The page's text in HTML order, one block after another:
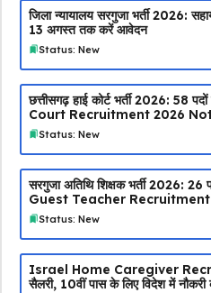
जिला न्यायालय सरगुजा भर्ती 2026:
13 अगस्त तक करें आवेदन
Status: New
छत्तीसगढ़ हाई कोर्ट भर्ती 2026: 58
Court Recruitment 2026
Status: New
सरगुजा अतिथि शिक्षक भर्ती 2026:
Guest Teacher
Status: New
Israel Home Caregiver
सैलरी, 10वीं पास के लिए विदेश में